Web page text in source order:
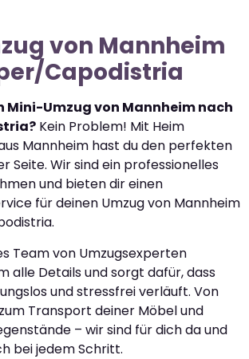
von Mannheim
Capodistria
Mini-Umzug von Mannheim nach
Kein Problem! Mit Heim
Mannheim hast du den perfekten
Seite. Wir sind ein professionelles
und bieten dir einen
für deinen Umzug von Mannheim
Team von Umzugsexperten
alle Details und sorgt dafür, dass
und stressfrei verläuft. Von
Transport deiner Möbel und
– wir sind für dich da und
bei jedem Schritt.